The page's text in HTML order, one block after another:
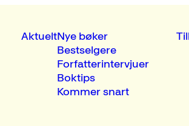
AktueltNye bøker
Bestselgere
Forfatterintervjuer
Boktips
Kommer snart